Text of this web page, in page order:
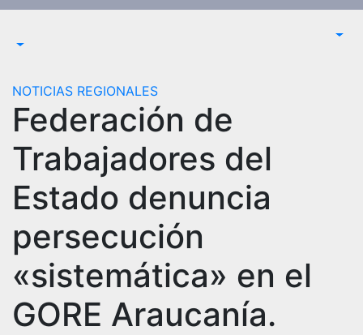
NOTICIAS REGIONALES
Federación de
Trabajadores del
Estado denuncia
persecución
«sistemática» en el
GORE Araucanía.